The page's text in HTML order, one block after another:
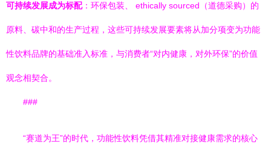
可持续发展成为标配：环保包装、 ethically sourced（道德采购）的
原料、碳中和的生产过程，这些可持续发展要素将从加分项变为功能
性饮料品牌的基础准入标准，与消费者“对内健康，对外环保”的价值
观念相契合。
###
“赛道为王”的时代，功能性饮料凭借其精准对接健康需求的核心